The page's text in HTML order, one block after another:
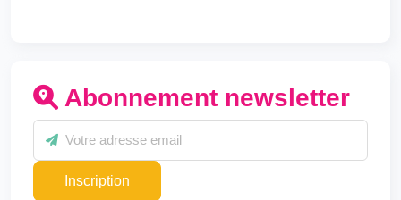
Abonnement newsletter
Inscription